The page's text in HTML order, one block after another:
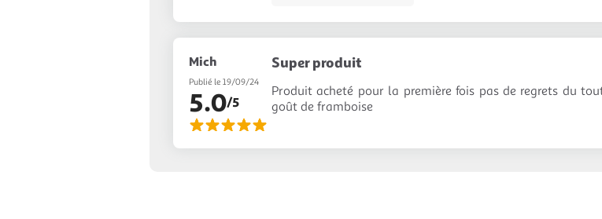
Mich
Publié le 19/09/24
5.0/5
Super produit
Produit acheté pour la première fois pas de regrets du
goût de framboise